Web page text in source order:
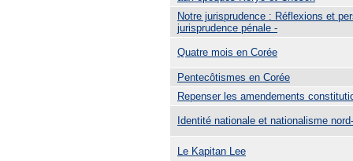
Notre jurisprudence : Réflexions et
jurisprudence pénale -
Quatre mois en Corée
Pentecôtismes en Corée
Repenser les amendements
Identité nationale et nationalisme
Le Kapitan Lee